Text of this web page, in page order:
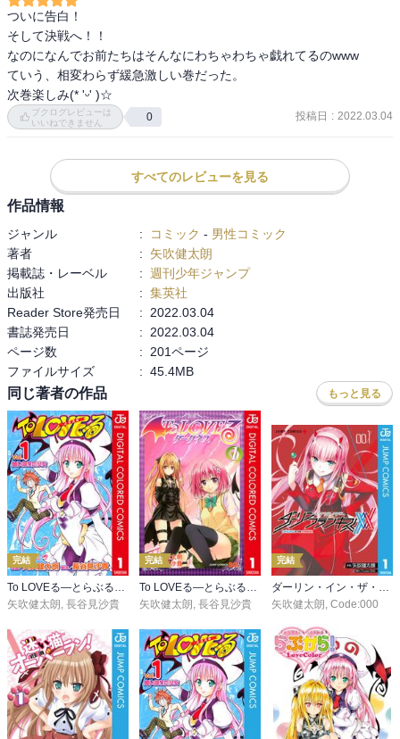
ついに告白！
そして決戦へ！！
なのになんでお前たちはそんなにわちゃわちゃ戯れてるのwww
ていう、相変わらず緩急激しい巻だった。
次巻楽しみ(* 'ᵕ' )☆
ブクログレビューは
いいねできません
0 投稿日 : 2022.03.04
すべてのレビューを見る
作品情報
ジャンル : コミック - 男性コミック
著者
:
矢吹健太朗
掲載誌・レーベル
: 週刊少年ジャンプ
出版社
: 集英社
Reader Store発売日
:
2022.03.04
書誌発売日
:
2022.03.04
ページ数
:
201ページ
ファイルサイズ
: 45.4MB
同じ著者の作品 もっと見る
完結
To LOVEる―とらぶる― カラー版
矢吹健太朗 , 長谷見沙貴
完結
To LOVEる―とらぶる―ダークネス カラー版
矢吹健太朗 , 長谷見沙貴
完結
ダーリン・イン・ザ・フランキス
矢吹健太朗 , Code:000